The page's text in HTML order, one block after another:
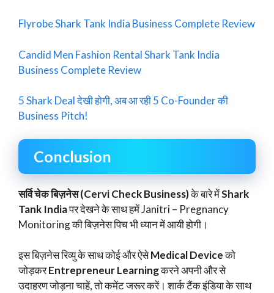
Flyrobe Shark Tank India Business Complete Review
Candid Men Fashion Rental Shark Tank India
Business Complete Review
5 Shark Deal देखी होगी, अब आ रही 5 Co-Founder की
Business Pitch!
Conclusion
सर्वि चेक बिज़नेस (Cervi Check Business)के बारे मेंShark
Tank Indiaपर देखने के साथ हमें Janitri – Pregnancy
Monitoring की बिज़नेस पिच भी ध्यान में आयी होगी।
इस बिज़नेस रिव्यु के साथ कोई और ऐसेMedical Deviceको
जोड़करEntrepreneur Learningकरने अपनी और से
उदाहरण जोड़ना चाहें, तो कमेंट जरूर करें। शार्क टैंक इंडिया के साथ